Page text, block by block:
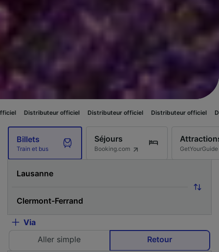
officiel Distributeur officiel Distributeur officiel Distributeur
Billets
Train et bus
Séjours
Booking.com GetYourGuide
Via
Aller simple
Retour